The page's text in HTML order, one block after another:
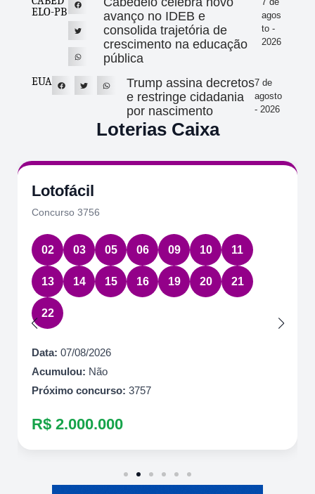
ELO-PB
avanço no IDEB e
consolida trajetória de
crescimento na educação
pública
agos
to -
2026
EUA
Trump assina decretos
e restringe cidadania
por nascimento
7 de
agosto
- 2026
Loterias Caixa
Lotofácil
Concurso 3756
02 03 05 06 09 10 11
13 14 15 16 19 20 21
22
Data: 07/08/2026
Acumulou: Não
Próximo concurso: 3757
R$ 2.000.000